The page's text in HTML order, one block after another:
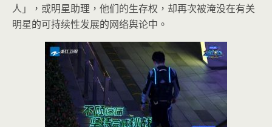
人」，或明星助理，他们的生存权，却再次被淹没在有关
明星的可持续性发展的网络舆论中。